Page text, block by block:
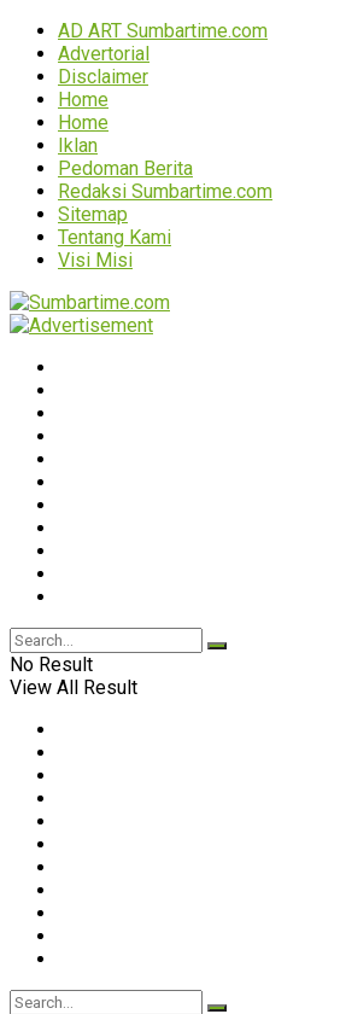
AD ART Sumbartime.com
Advertorial
Disclaimer
Home
Home
Iklan
Pedoman Berita
Redaksi Sumbartime.com
Sitemap
Tentang Kami
Visi Misi
No Result
View All Result